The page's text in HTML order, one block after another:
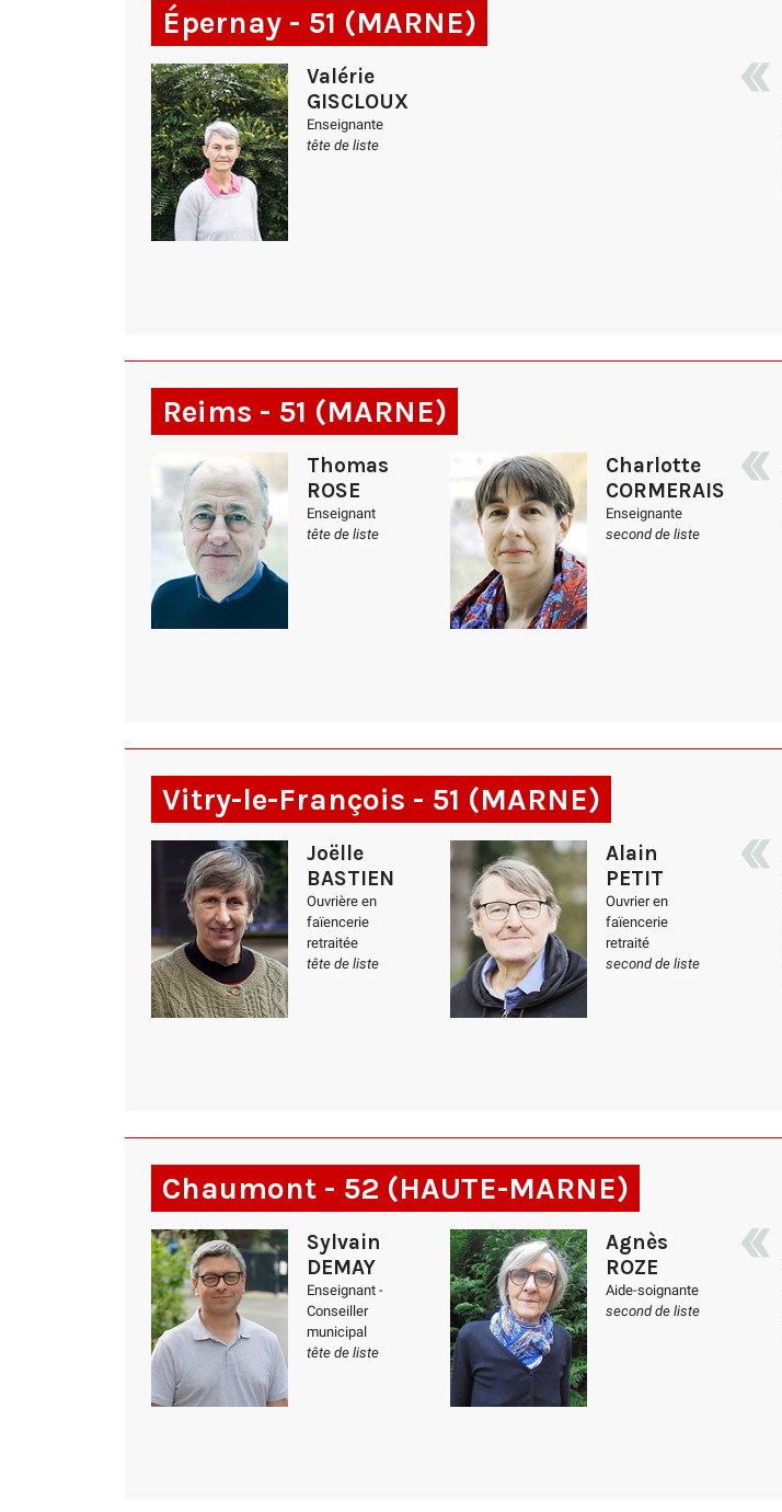
Épernay - 51 (MARNE)
Valérie
GISCLOUX
Enseignante
tête de liste
Reims - 51 (MARNE)
Thomas
ROSE
Enseignant
tête de liste
Charlotte
CORMERAIS
Enseignante
second de liste
Vitry-le-François - 51 (MARNE)
Joëlle
BASTIEN
Ouvrière en
faïencerie
retraitée
tête de liste
Alain
PETIT
Ouvrier en
faïencerie
retraité
second de liste
Chaumont - 52 (HAUTE-MARNE)
Sylvain
DEMAY
Enseignant -
Conseiller
municipal
tête de liste
Agnès
ROZE
Aide-soignante
second de liste